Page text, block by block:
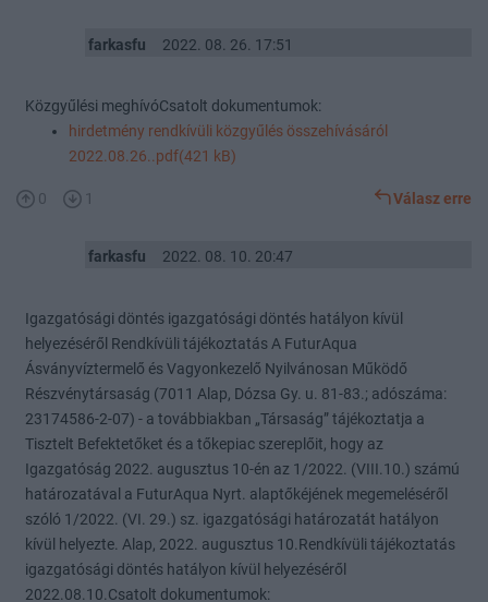
farkasfu 2022. 08. 26. 17:51
Közgyűlési meghívóCsatolt dokumentumok:
hirdetmény rendkívüli közgyűlés összehívásáról
2022.08.26..pdf(421 kB)
0 1 Válasz erre
farkasfu 2022. 08. 10. 20:47
Igazgatósági döntés igazgatósági döntés hatályon kívül
helyezéséről Rendkívüli tájékoztatás A FuturAqua
Ásványvíztermelő és Vagyonkezelő Nyilvánosan Működő
Részvénytársaság (7011 Alap, Dózsa Gy. u. 81-83.; adószáma:
23174586-2-07) - a továbbiakban „Társaság” tájékoztatja a
Tisztelt Befektetőket és a tőkepiac szereplőit, hogy az
Igazgatóság 2022. augusztus 10-én az 1/2022. (VIII.10.) számú
határozatával a FuturAqua Nyrt. alaptőkéjének megemeléséről
szóló 1/2022. (VI. 29.) sz. igazgatósági határozatát hatályon
kívül helyezte. Alap, 2022. augusztus 10.Rendkívüli tájékoztatás
igazgatósági döntés hatályon kívül helyezéséről
2022.08.10.Csatolt dokumentumok: